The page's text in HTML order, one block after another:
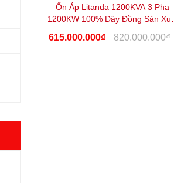
Ổn Áp Litanda 1200KVA 3 Pha
1200KW 100% Dây Đồng Sản Xuất
615.000.000₫ 820.000.000₫